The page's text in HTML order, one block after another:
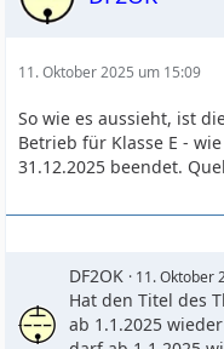
11. Oktober 2025 um 15:09
So wie es aussieht, ist
Betrieb für Klasse E -
31.12.2025 beendet.
DF2OK 11. Oktober
Hat den Titel des
ab 1.1.2025